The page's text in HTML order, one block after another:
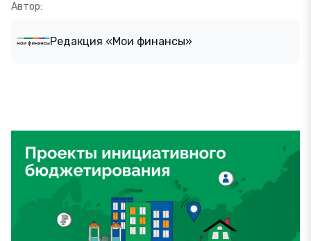
Автор:
Редакция «Мои финансы»